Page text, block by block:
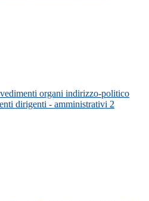
organi indirizzo-politico
dirigenti - amministrativi 2